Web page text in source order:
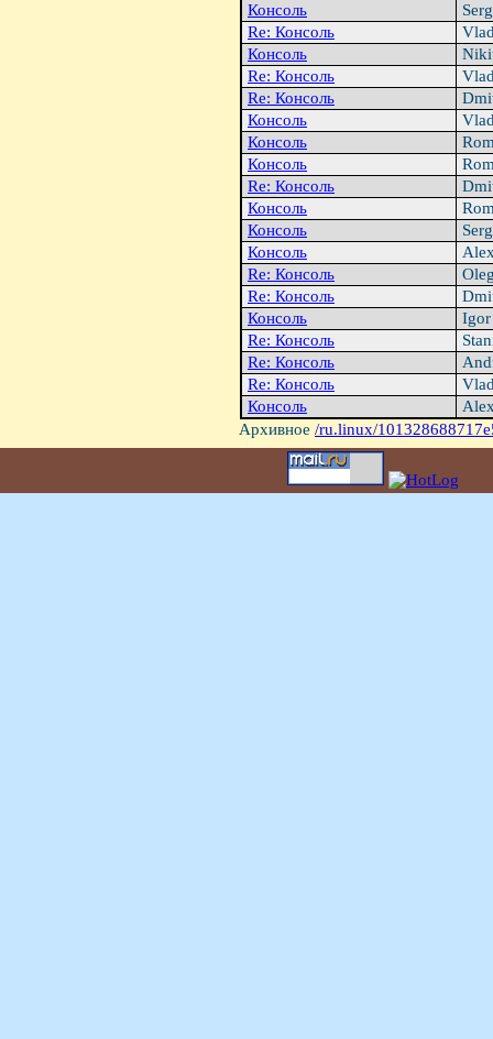
Консоль
Re: Консоль
Консоль
Re: Консоль
Re: Консоль
Консоль
Консоль
Консоль
Re: Консоль
Консоль
Консоль
Консоль
Re: Консоль
Re: Консоль
Консоль
Re: Консоль
Re: Консоль
Re: Консоль
Консоль
Архивное /ru.linux/